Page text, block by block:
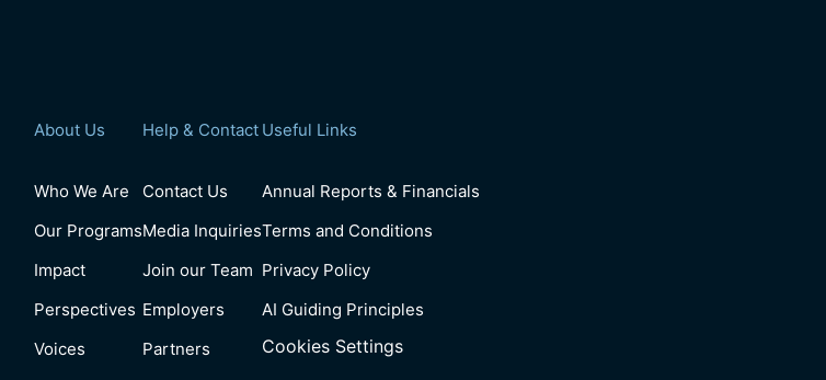
About Us
Who We Are
Our Programs
Impact
Perspectives
Voices
Help & Contact
Contact Us
Media Inquiries
Join our Team
Employers
Partners
Useful Links
Annual Reports & Financials
Terms and Conditions
Privacy Policy
AI Guiding Principles
Cookies Settings